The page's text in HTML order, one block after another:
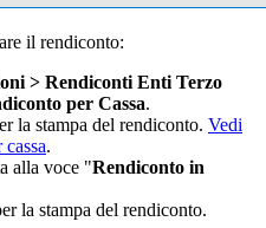
il rendiconto:
> Rendiconti Enti Terzo
per Cassa.
la stampa del rendiconto. Vedi
.
alla voce "Rendiconto in
la stampa del rendiconto.